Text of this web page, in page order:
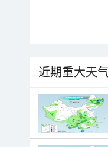
近期重大天